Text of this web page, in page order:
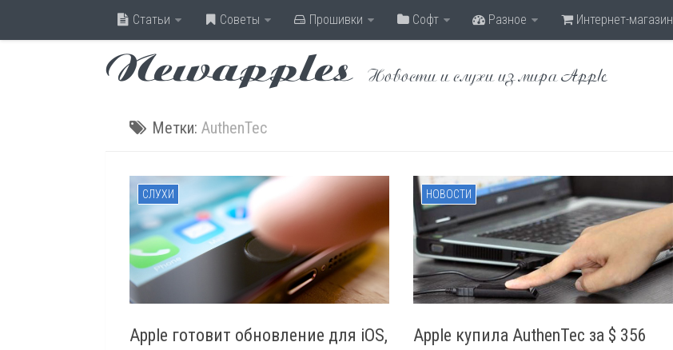
Статьи Советы Прошивки Софт Разное Интернет-магазин
Newapples Новости и слухи из мира Apple
Метки: AuthenTec
СЛУХИ
Apple готовит обновление для iOS,
НОВОСТИ
Apple купила AuthenTec за $ 356